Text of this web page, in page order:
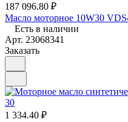
187 096.80 ₽
Масло моторное 10W30
Есть в наличии
Арт. 23068341
Заказать
1 334.40 ₽